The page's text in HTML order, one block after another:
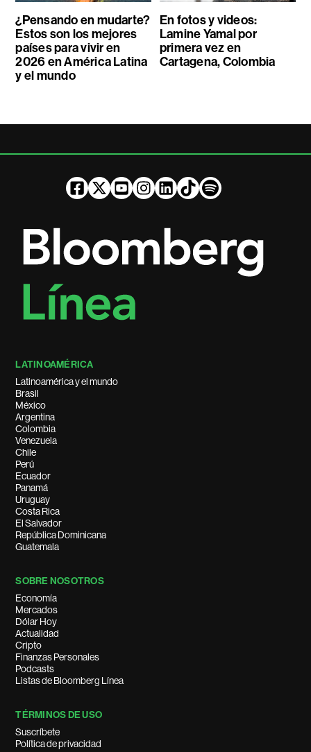
¿Pensando en mudarte?
Estos son los mejores
países para vivir en
2026 en América Latina
y el mundo
En fotos y videos:
Lamine Yamal por
primera vez en
Cartagena, Colombia
LATINOAMÉRICA
Latinoamérica y el mundo
Brasil
México
Argentina
Colombia
Venezuela
Chile
Perú
Ecuador
Panamá
Uruguay
Costa Rica
El Salvador
República Dominicana
Guatemala
SOBRE NOSOTROS
Economía
Mercados
Dólar Hoy
Actualidad
Cripto
Finanzas Personales
Podcasts
Listas de Bloomberg Línea
TÉRMINOS DE USO
Suscríbete
Política de privacidad